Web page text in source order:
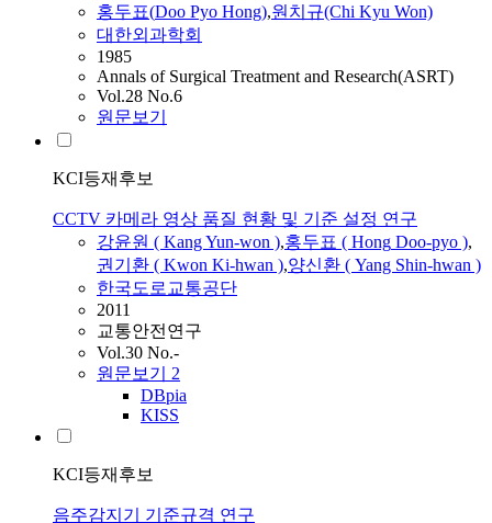
홍두표(Doo Pyo Hong),원치규(Chi Kyu Won)
대한외과학회
1985
Annals of Surgical Treatment and Research(ASRT)
Vol.28 No.6
원문보기
KCI등재후보
CCTV 카메라 영상 품질 현황 및 기준 설정 연구
강윤원 ( Kang Yun-won ),홍두표 ( Hong Doo-pyo ),
권기환 ( Kwon Ki-hwan ),양신환 ( Yang Shin-hwan )
한국도로교통공단
2011
교통안전연구
Vol.30 No.-
원문보기 2
DBpia
KISS
KCI등재후보
음주감지기 기준규격 연구